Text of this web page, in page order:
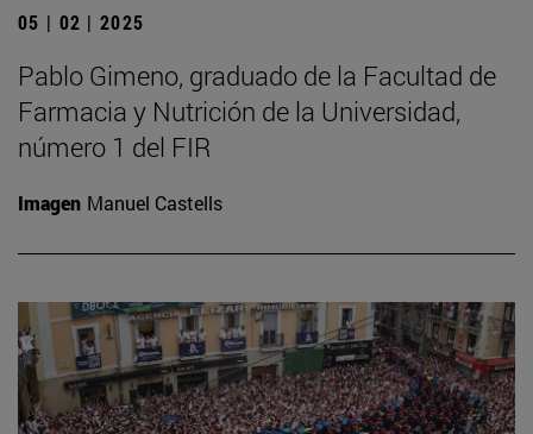
05 | 02 | 2025
Pablo Gimeno, graduado de la Facultad de
Farmacia y Nutrición de la Universidad,
número 1 del FIR
Imagen Manuel Castells